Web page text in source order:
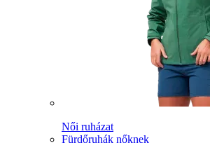
Női ruházat
Fürdőruhák nőknek